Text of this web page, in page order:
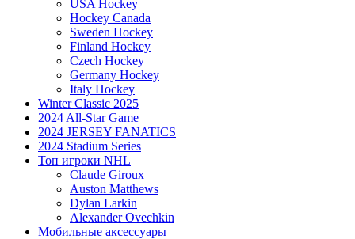
USA Hockey
Hockey Canada
Sweden Hockey
Finland Hockey
Czech Hockey
Germany Hockey
Italy Hockey
Winter Classic 2025
2024 All-Star Game
2024 JERSEY FANATICS
2024 Stadium Series
Топ игроки NHL
Claude Giroux
Auston Matthews
Dylan Larkin
Alexander Ovechkin
Мобильные аксессуары